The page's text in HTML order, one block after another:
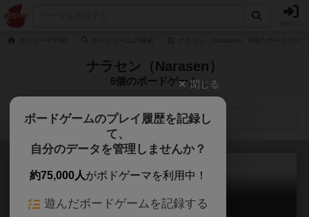
ナラセン（Narasen）
6個のボードゲーム
検索メニュー
天才画家ボン
閉じる
ボードゲームのプレイ履歴を記録し
て、
自分のデータを管理しませんか？
約75,000人がボドゲーマを利用中！
遊んだボードゲームを記録する